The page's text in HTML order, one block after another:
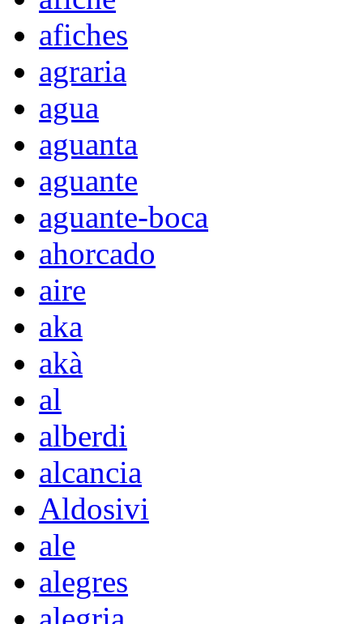
afiches
agraria
agua
aguanta
aguante
aguante-boca
ahorcado
aire
aka
akà
al
alberdi
alcancia
Aldosivi
ale
alegres